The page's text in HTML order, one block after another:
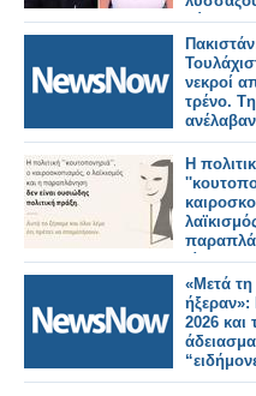
τώρα»
νεκροί
τρένο.
ανέλαβαν
μαχητές.
Η
είναι
τα
λέμε ότι
«Μετά τη
2026 και